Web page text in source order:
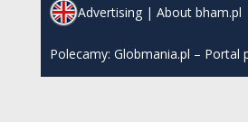
Advertising | About bham.pl
Polecamy: Globmania.pl –